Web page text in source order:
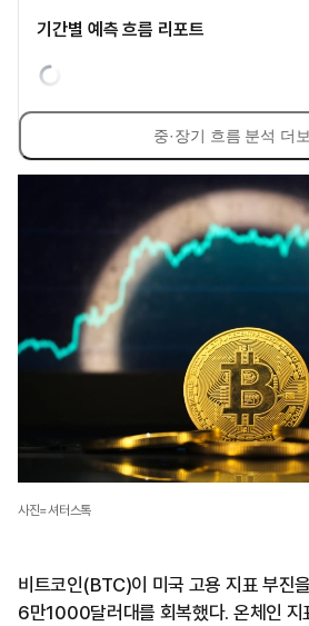
기간별 예측 흐름 리포트
중·장기 흐름 분석 더
사진=셔터스톡
비트코인(BTC)이 미국 고용 지표 부진
6만1000달러대를 회복했다. 온체인 지